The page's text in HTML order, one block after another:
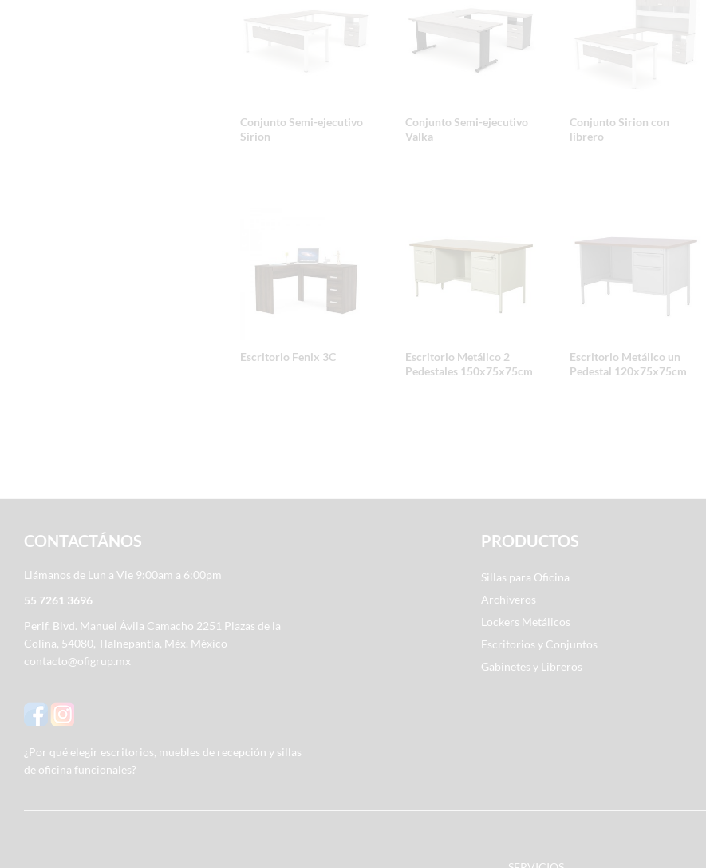
Conjunto Semi-ejecutivo
Sirion
Conjunto Semi-ejecutivo
Valka
Conjunto Sirion con
librero
Escritorio Fenix 3C
Escritorio Metálico 2
Pedestales 150x75x75cm
Escritorio Metálico un
Pedestal 120x75x75cm
CONTACTÁNOS
Llámanos de Lun a Vie 9:00am a 6:00pm
55 7261 3696
Perif. Blvd. Manuel Ávila Camacho 2251 Plazas de la
Colina, 54080, Tlalnepantla, Méx. México
contacto@ofigrup.mx
¿Por qué elegir escritorios, muebles de recepción y sillas
de oficina funcionales?
PRODUCTOS
Sillas para Oficina
Archiveros
Lockers Metálicos
Escritorios y Conjuntos
Gabinetes y Libreros